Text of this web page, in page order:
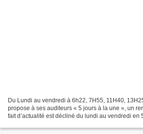
Du Lundi au vendredi à 6h22, 7H55, 11H40,
propose à ses auditeurs « 5 jours à la une », un
fait d’actualité est décliné du lundi au vendredi en